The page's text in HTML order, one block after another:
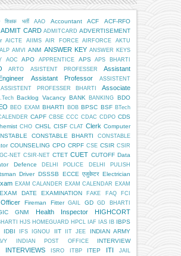
शिक्षक भर्ती AAO Accountant ACF
ACF-RFO
ADMIT CARD ADMITCARD ADVERTISEMENT
AICTE AIIMS AIR FORCE AIRFORCE
AKTU
ALP AMVI ANM ANSWER KEY ANSWER KEYS
AOC APO APPRENTICE APS APS BHARTI
ARTO ASISTENT PROFESSER
Assistant
Assistant Professor
ASSISTENT
ASSISTENT PROFESSER BHARTI
Associate
Backlog Vacancy BANK BANKING BDO
BEO EXAM BHARTI BOB BPSC BSF BTech
CAPF CBSE CCC CDAC CDPO CDS
CHO CHSL CISF CLAT Clerk Computer
CONSTABLE BHARTI
CONSTABLE
COUNSELING CPO CRPF CSE CSIR CSIR
NET CSIR-NET CTET CUET CUTOFF Data
Defence DELHI POLICE DELHI PULISH
Driver DSSSB ECCE एजुकेटर Electrician
EXAM CALANDER EXAM CALENDAR EXAM
EXAM DATE EXAMINATION FAKE FAQ
FCI
Fireman Fitter GAIL GD GD BHARTI
GNM Health Inspector HIGHCORT
HJS HOMEGUARD HPCL IAF IAS IB IBPS
IDBI IFS IGNOU IIT IIT JEE INDIAN ARMY
INDIAN POST OFFICE INTERVIEW
INTERVIEWS ISRO ITBP ITEP ITI
JAIL